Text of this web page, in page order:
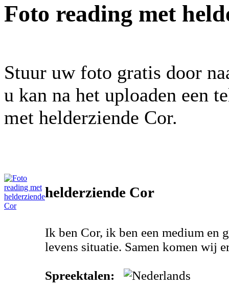
Foto reading met
Stuur uw foto gratis door
u kan na het uploaden een
met helderziende Cor.
helderziende Cor
Ik ben Cor, ik ben een medium en
levens situatie. Samen komen wij
Spreektalen: